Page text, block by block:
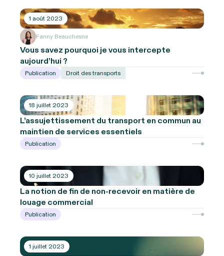
1 août 2023
Fanny Beauchesne
Vous savez pourquoi je vous intercepte
aujourd’hui ?
Publication Droit des transports
18 juillet 2023
L’assujettissement du transport en commun au
maintien de services essentiels
Publication
10 juillet 2023
La notion de fin de non-recevoir en matière de
louage commercial
Publication
1 juillet 2023